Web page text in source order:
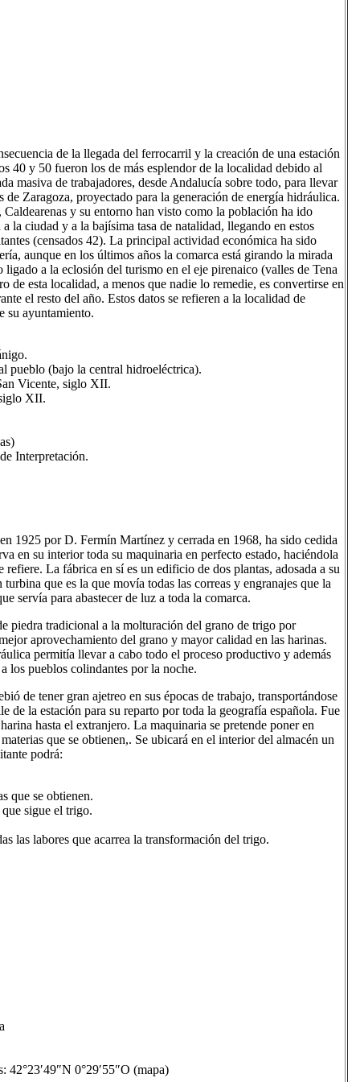
de la llegada del ferrocarril y la creación de una estación
40 y 50 fueron los de más esplendor de la localidad debido al
masiva de trabajadores, desde Andalucía sobre todo, para llevar
Zaragoza, proyectado para la generación de energía hidráulica.
Caldearenas y su entorno han visto como la población ha ido
la ciudad y a la bajísima tasa de natalidad, llegando en estos
(censados 42). La principal actividad económica ha sido
aunque en los últimos años la comarca está girando la mirada
a la eclosión del turismo en el eje pirenaico (valles de Tena
esta localidad, a menos que nadie lo remedie, es convertirse en
el resto del año. Estos datos se refieren a la localidad de
su ayuntamiento.
pueblo (bajo la central hidroeléctrica).
Vicente, siglo XII.
XII.
Interpretación.
1925 por D. Fermín Martínez y cerrada en 1968, ha sido cedida
en su interior toda su maquinaria en perfecto estado, haciéndola
La fábrica en sí es un edificio de dos plantas, adosada a su
que es la que movía todas las correas y engranajes que la
servía para abastecer de luz a toda la comarca.
piedra tradicional a la molturación del grano de trigo por
aprovechamiento del grano y mayor calidad en las harinas.
permitía llevar a cabo todo el proceso productivo y además
los pueblos colindantes por la noche.
de tener gran ajetreo en sus épocas de trabajo, transportándose
de la estación para su reparto por toda la geografía española. Fue
hasta el extranjero. La maquinaria se pretende poner en
que se obtienen,. Se ubicará en el interior del almacén un
podrá:
que se obtienen.
sigue el trigo.
las labores que acarrea la transformación del trigo.
0°29′55″O (mapa)